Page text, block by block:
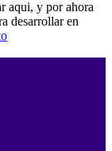
aqui, y por ahora
desarrollar en